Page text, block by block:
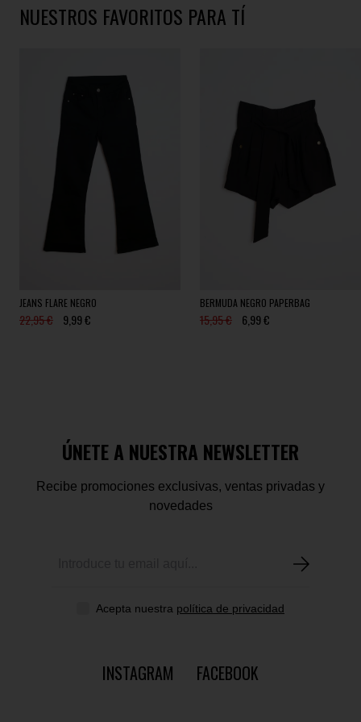
NUESTROS FAVORITOS PARA TÍ
JEANS FLARE NEGRO
22,95 € 9,99 €
BERMUDA NEGRO PAPERBAG
15,95 € 6,99 €
ÚNETE A NUESTRA NEWSLETTER
Recibe promociones exclusivas, ventas privadas y
novedades
Acepta nuestra política de privacidad
INSTAGRAM FACEBOOK